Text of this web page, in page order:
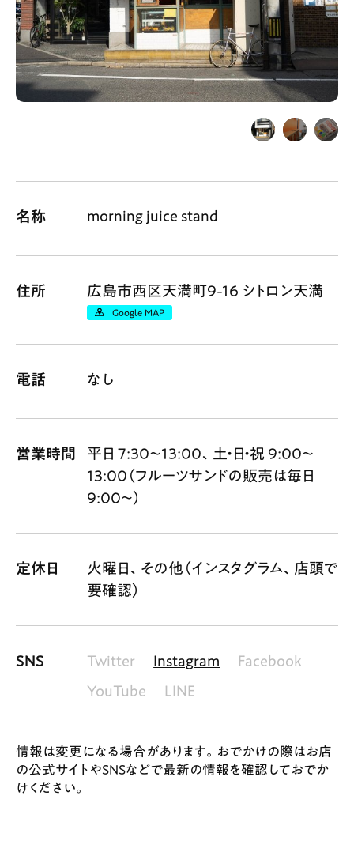
Gourmet News
Outing
運営会社
名称 morning juice stand
住所 広島市西区天満町9-16 シトロン天満
Google MAP
電話 なし
営業時間
平日 7:30〜13:00、土・日・祝 9:00〜
13:00（フルーツサンドの販売は毎日
9:00〜）
定休日
火曜日、その他（インスタグラム、店頭で
要確認）
SNS Twitter Instagram
Facebook
YouTube
LINE
情報は変更になる場合があります。おでかけの際はお店
の公式サイトやSNSなどで最新の情報を確認しておでか
けください。